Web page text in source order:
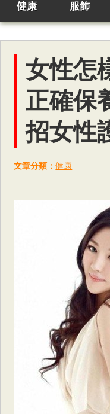
健康 服飾
女性怎
正確保
招女性
文章分類：健康